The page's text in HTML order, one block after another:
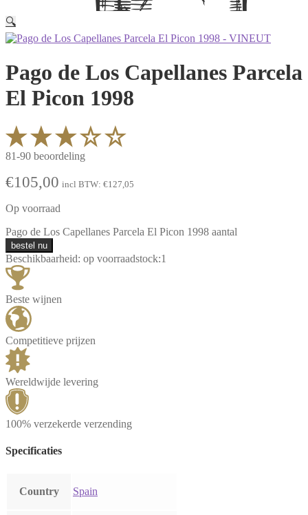
🔍
Pago de Los Capellanes Parcela
El Picon 1998
81-90 beoordeling
€105,00 incl BTW: €127,05
Op voorraad
Pago de Los Capellanes Parcela El Picon 1998 aantal
bestel nu
Beschikbaarheid: op voorraadstock:1
Beste wijnen
Competitieve prijzen
Wereldwijde levering
100% verzekerde verzending
Specificaties
Country Spain